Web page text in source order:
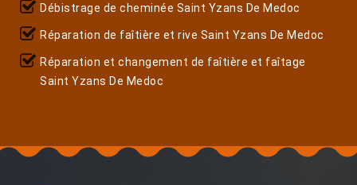
Débistrage de cheminée Saint Yzans De Medoc
Réparation de faîtière et rive Saint Yzans De Medoc
Réparation et changement de faîtière et faîtage
Saint Yzans De Medoc